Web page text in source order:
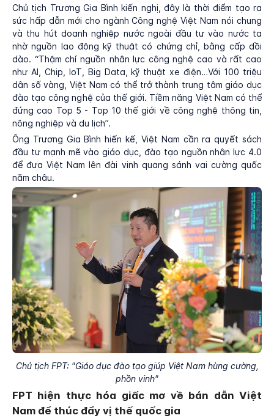
Chủ tịch Trương Gia Bình kiến nghị, đây là thời điểm tạo ra
sức hấp dẫn mới cho ngành Công nghệ Việt Nam nói chung
và thu hút doanh nghiệp nước ngoài đầu tư vào nước ta
nhờ nguồn lao động kỹ thuật có chứng chỉ, bằng cấp dồi
dào. “Thậm chí nguồn nhân lực công nghệ cao và rất cao
như AI, Chip, IoT, Big Data, kỹ thuật xe điện…Với 100 triệu
dân số vàng, Việt Nam có thể trở thành trung tâm giáo dục
đào tạo công nghệ của thế giới. Tiềm năng Việt Nam có thể
đứng cao Top 5 - Top 10 thế giới về công nghệ thông tin,
nông nghiệp và du lịch”.
Ông Trương Gia Bình hiến kế, Việt Nam cần ra quyết sách
đầu tư mạnh mẽ vào giáo dục, đào tạo nguồn nhân lực 4.0
để đưa Việt Nam lên đài vinh quang sánh vai cường quốc
năm châu.
Chủ tịch FPT: "Giáo dục đào tạo giúp Việt Nam hùng cường,
phồn vinh"
FPT hiện thực hóa giấc mơ về bán dẫn Việt
Nam để thúc đẩy vị thế quốc gia